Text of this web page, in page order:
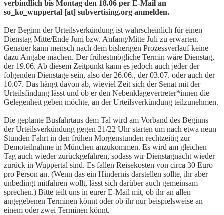
verbindlich bis Montag den 18.06 per E-Mail an
so_ko_wuppertal [at] subvertising.org anmelden.
Der Beginn der Urteilsverkündung ist wahrscheinlich für einen
Dienstag Mitte/Ende Juni bzw. Anfang/Mitte Juli zu erwarten.
Genauer kann mensch nach dem bisherigen Prozessverlauf keine
dazu Angabe machen. Der frühestmögliche Termin wäre Dienstag,
der 19.06. Ab diesem Zeitpunkt kann es jedoch auch jeder der
folgenden Dienstage sein, also der 26.06., der 03.07. oder auch der
10.07. Das hängt davon ab, wieviel Zeit sich der Senat mit der
Urteilsfindung lässt und ob er den Nebenklagevertreter*innen die
Gelegenheit geben möchte, an der Urteilsverkündung teilzunehmen.
Die geplante Busfahrtaus dem Tal wird am Vorband des Beginns
der Urteilsverkündung gegen 21/22 Uhr starten um nach etwa neun
Stunden Fahrt in den frühen Morgenstunden rechtzeitig zur
Demoteilnahme in München anzukommen. Es wird am gleichen
Tag auch wieder zurückgefahren, sodass wir Dienstagnacht wieder
zurück in Wuppertal sind. Es fallen Reisekosten von circa 30 Euro
pro Person an. (Wenn das ein Hindernis darstellen sollte, ihr aber
unbedingt mitfahren wollt, lässt sich darüber auch gemeinsam
sprechen.) Bitte teilt uns in eurer E-Mail mit, ob ihr an allen
angegebenen Terminen könnt oder ob ihr nur beispielsweise an
einem oder zwei Terminen könnt.